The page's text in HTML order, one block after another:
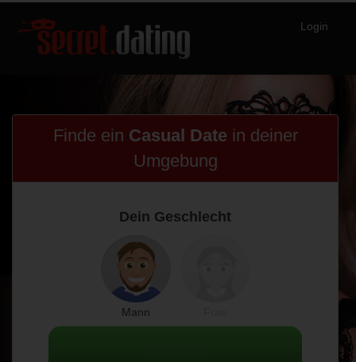
Login
Finde ein Casual Date in deiner
Umgebung
Dein Geschlecht
Mann